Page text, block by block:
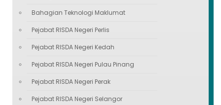
Bahagian Teknologi Maklumat
Pejabat RISDA Negeri Perlis
Pejabat RISDA Negeri Kedah
Pejabat RISDA Negeri Pulau Pinang
Pejabat RISDA Negeri Perak
Pejabat RISDA Negeri Selangor